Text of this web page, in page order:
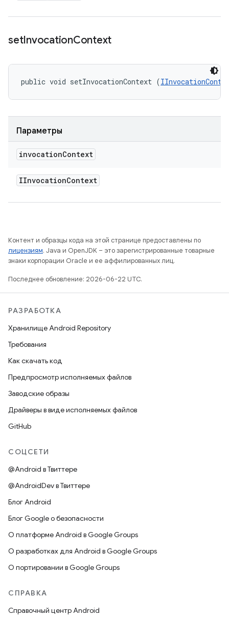
setInvocationContext
public void setInvocationContext (
Параметры
invocationContext
IInvocationContext
Контент и образцы кода на этой странице предоставлены по
лицензиям. Java и OpenJDK – это зарегистрированные товарные
знаки корпорации Oracle и ее аффилированных лиц.
Последнее обновление: 2026-06-22 UTC.
РАЗРАБОТКА
Хранилище Android Repository
Требования
Как скачать код
Предпросмотр исполняемых файлов
Заводские образы
Драйверы в виде исполняемых файлов
GitHub
СОЦСЕТИ
@Android в Твиттере
@AndroidDev в Твиттере
Блог Android
Блог Google о безопасности
О платформе Android в Google Groups
О разработках для Android в Google Groups
О портировании в Google Groups
СПРАВКА
Справочный центр Android